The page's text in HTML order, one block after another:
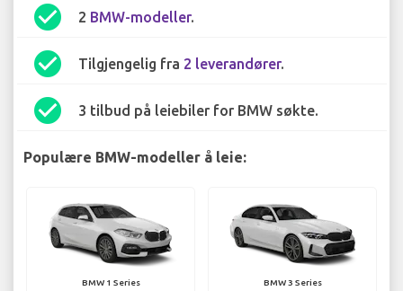
check_circle 2 BMW-modeller.
check_circle Tilgjengelig fra 2 leverandører.
check_circle 3 tilbud på leiebiler for BMW søkte.
Populære BMW-modeller å leie:
BMW 1 Series BMW 3 Series